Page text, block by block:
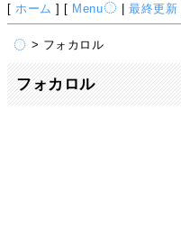
[ ホーム ] [ Menu |最終更新
> フォカロル
フォカロル